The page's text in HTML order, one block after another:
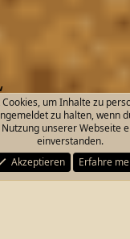
Start
R
S
XenForo® © 2010-2026
um Inhalte zu
zu halten, wenn
unserer Webseite
einverstanden.
Akzeptieren
Erfahre